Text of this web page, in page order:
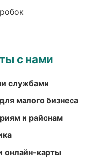
с нами
службами
малого бизнеса
и районам
онлайн-карты